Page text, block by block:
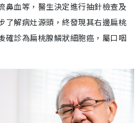
鼻血等，醫生決定進行抽針檢查及
了解病灶源頭，終發現其右邊扁桃
確診為扁桃腺鱗狀細胞癌，屬口咽